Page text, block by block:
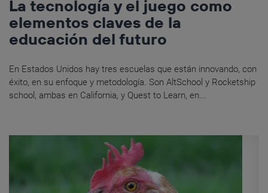
La tecnología y el juego como
elementos claves de la
educación del futuro
En Estados Unidos hay tres escuelas que están innovando, con
éxito, en su enfoque y metodología. Son AltSchool y Rocketship
school, ambas en California, y Quest to Learn, en...